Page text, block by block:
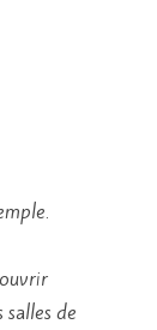
de